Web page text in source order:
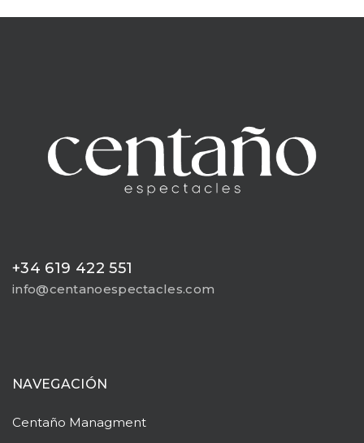
+34 619 422 551
info@centanoespectacles.com
NAVEGACIÓN
Centaño Managment